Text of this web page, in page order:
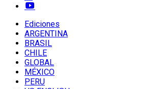
Ediciones
ARGENTINA
BRASIL
CHILE
GLOBAL
MÉXICO
PERU